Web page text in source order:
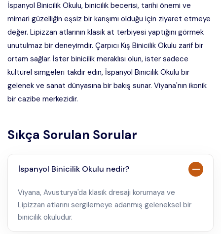
İspanyol Binicilik Okulu, binicilik becerisi, tarihi önemi ve
mimari güzelliğin eşsiz bir karışımı olduğu için ziyaret etmeye
değer. Lipizzan atlarının klasik at terbiyesi yaptığını görmek
unutulmaz bir deneyimdir. Çarpıcı Kış Binicilik Okulu zarif bir
ortam sağlar. İster binicilik meraklısı olun, ister sadece
kültürel simgeleri takdir edin, İspanyol Binicilik Okulu bir
gelenek ve sanat dünyasına bir bakış sunar. Viyana'nın ikonik
bir cazibe merkezidir.
Sıkça Sorulan Sorular
İspanyol Binicilik Okulu nedir?
Viyana, Avusturya'da klasik dresajı korumaya ve
Lipizzan atlarını sergilemeye adanmış geleneksel bir
binicilik okuludur.